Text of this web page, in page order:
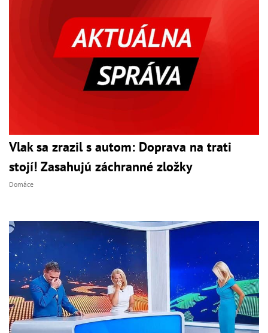
Vlak sa zrazil s autom: Doprava na trati
stojí! Zasahujú záchranné zložky
Domáce